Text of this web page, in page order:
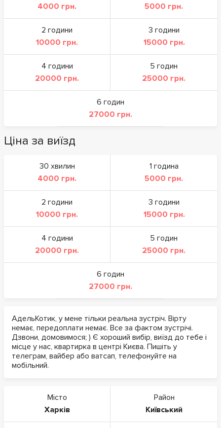
4000 грн.
5000 грн.
2 години
10000 грн.
3 години
15000 грн.
4 години
20000 грн.
5 годин
25000 грн.
6 годин
27000 грн.
Ціна за виїзд
30 хвилин
4000 грн.
1 година
5000 грн.
2 години
10000 грн.
3 години
15000 грн.
4 години
20000 грн.
5 годин
25000 грн.
6 годин
27000 грн.
АдельКотик, у мене тільки реальна зустріч. Вірту
немає, передоплати немає. Все за фактом зустрічі.
Дзвони, домовимося; ) Є хороший вибір, виїзд до тебе і
місце у нас, квартирка в центрі Києва. Пишіть у
телеграм, вайбер або ватсап, телефонуйте на
мобільний.
Місто
Харків
Район
Київський